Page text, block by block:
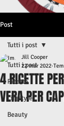
Post
Tutti i post
Ricette
Lifestyle
Beauty
Tutti i post
4 RICETTE
VERA PER
Jill Cooper
22 mar 2022